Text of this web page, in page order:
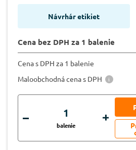
Návrhár etikiet
Cena bez DPH za 1 balenie
Cena s DPH za 1 balenie
Maloobchodná cena s DPH
balenie